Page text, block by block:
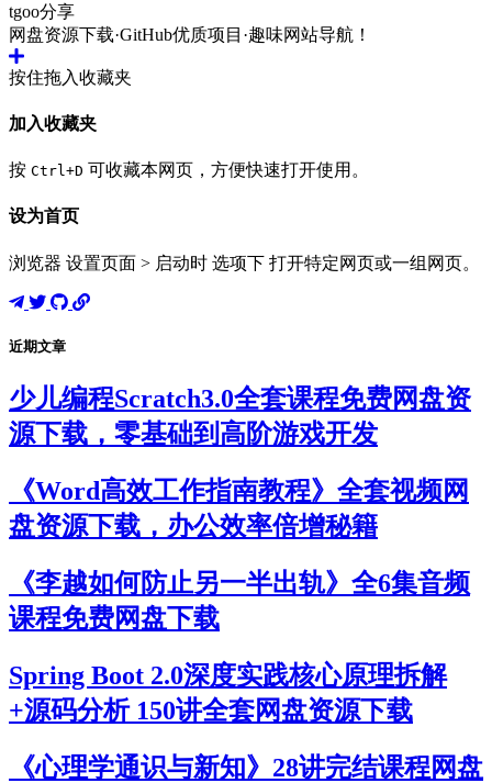
tgoo分享
网盘资源下载·GitHub优质项目·趣味网站导航！
按住拖入收藏夹
加入收藏夹
按 Ctrl+D 可收藏本网页，方便快速打开使用。
设为首页
浏览器 设置页面 > 启动时 选项下 打开特定网页或一组网页。
近期文章
少儿编程Scratch3.0全套课程免费网盘资
源下载，零基础到高阶游戏开发
《Word高效工作指南教程》全套视频网
盘资源下载，办公效率倍增秘籍
《李越如何防止另一半出轨》全6集音频
课程免费网盘下载
Spring Boot 2.0深度实践核心原理拆解
+源码分析 150讲全套网盘资源下载
《心理学通识与新知》28讲完结课程网盘